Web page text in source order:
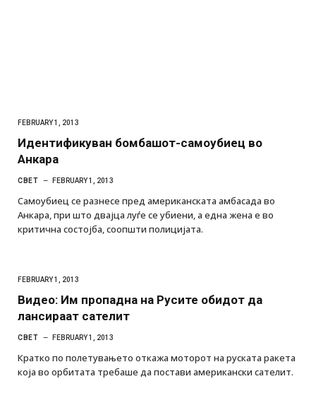
FEBRUARY 1, 2013
Идентификуван бомбашот-самоубиец во
Анкара
СВЕТ FEBRUARY 1, 2013
Самоубиец се разнесе пред американската амбасада во
Анкара, при што двајца луѓе се убиени, а една жена е во
критична состојба, соопшти полицијата.
FEBRUARY 1, 2013
Видео: Им пропадна на Русите обидот да
лансираат сателит
СВЕТ FEBRUARY 1, 2013
Кратко по полетувањето откажа моторот на руската ракета
која во орбитата требаше да постави американски сателит.